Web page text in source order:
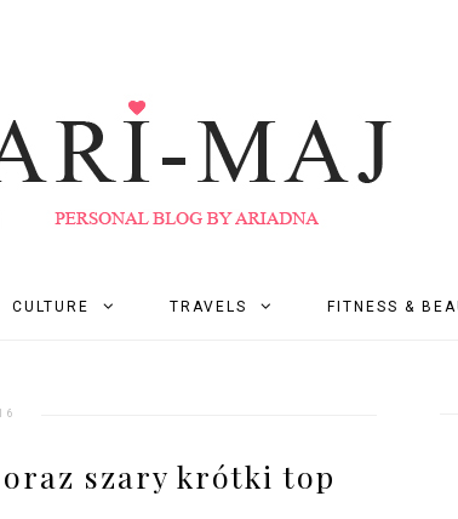
CULTURE TRAVELS FITNESS &
szary krótki top